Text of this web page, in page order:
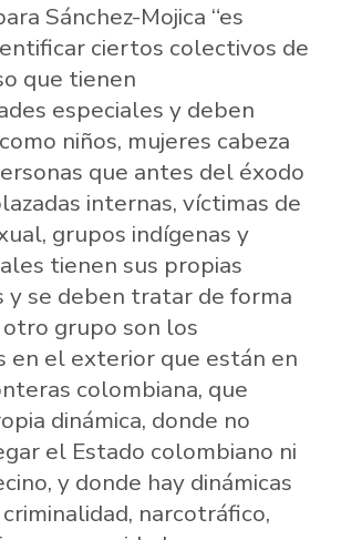
Sánchez-Mojica “es
ciertos colectivos de
que tienen
especiales y deben
niños, mujeres cabeza
que antes del éxodo
internas, víctimas de
grupos indígenas y
tienen sus propias
y se deben tratar de forma
otro grupo son los
en el exterior que están en
colombiana, que
dinámica, donde no
el Estado colombiano ni
y donde hay dinámicas
narcotráfico,